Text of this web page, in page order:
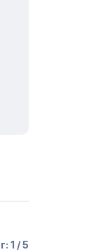
1 / 5